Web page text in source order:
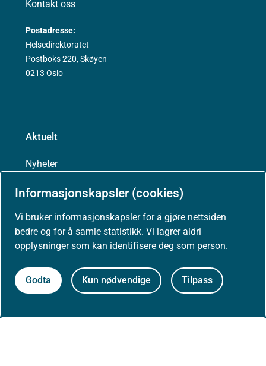
Informasjonskapsler (cookies)
Vi bruker informasjonskapsler for å gjøre nettsiden
bedre og for å samle statistikk. Vi lagrer aldri
opplysninger som kan identifisere deg som person.
Godta Kun nødvendige Tilpass
Kontakt oss
Postadresse:
Helsedirektoratet
Postboks 220, Skøyen
0213 Oslo
Aktuelt
Nyheter
Arrangementer
Høringer